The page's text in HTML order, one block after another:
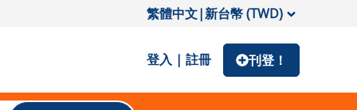
繁體中文|新台幣 (TWD)
登入 | 註冊 刊登！